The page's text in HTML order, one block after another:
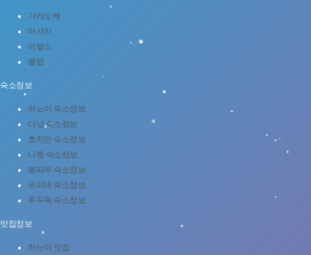
가라오케
마사지
이발소
클럽
숙소정보
하노이 숙소정보
다낭 숙소정보
호치민 숙소정보
나짱 숙소정보
붕따우 숙소정보
무이네 숙소정보
푸꾸옥 숙소정보
맛집정보
하노이 맛집